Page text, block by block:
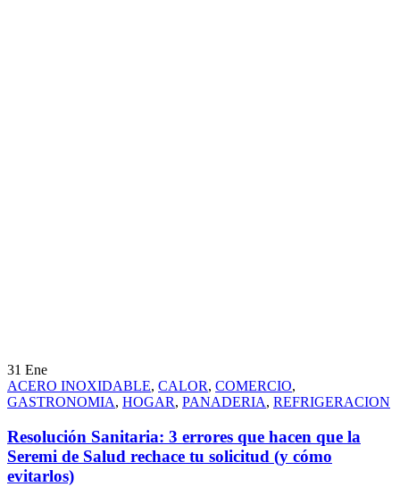
31 Ene
ACERO INOXIDABLE, CALOR, COMERCIO,
GASTRONOMIA, HOGAR, PANADERIA, REFRIGERACION
Resolución Sanitaria: 3 errores que hacen que la
Seremi de Salud rechace tu solicitud (y cómo
evitarlos)